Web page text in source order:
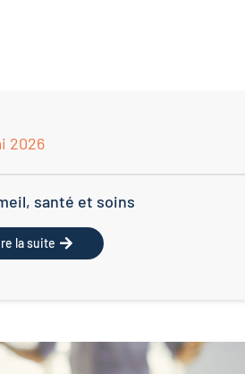
2026
santé et soins
la suite